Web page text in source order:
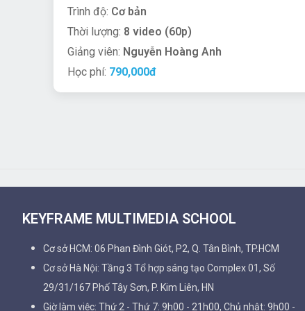
Trình độ: Cơ bản
Thời lượng: 8 video (60p)
Giảng viên: Nguyễn Hoàng Anh
Học phí: 790,000đ
KEYFRAME MULTIMEDIA SCHOOL
Cơ sở HCM: 06 Phan Đình Giót, P2, Q. Tân Bình, TP.HCM
Cơ sở Hà Nội: Tầng 3 Tổ hợp sáng tạo Complex 01, Số
29/31/167 Phố Tây Sơn, P. Kim Liên, HN
Giờ làm việc: Thứ 2 - Thứ 7: 9h00 - 21h00, Chủ nhật: 9h00 -